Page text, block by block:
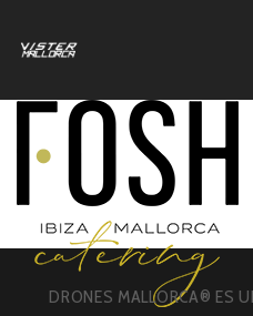
DRONES MALLORCA® ES